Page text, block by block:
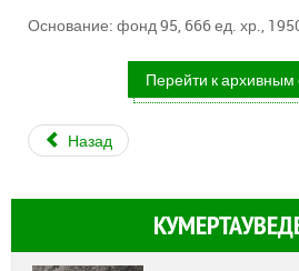
Основание: фонд 95, 666 ед. хр.,
Перейти к
Назад